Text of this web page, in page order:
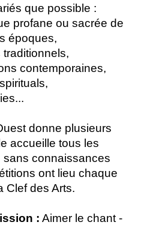
que possible :
profane ou sacrée de
époques,
traditionnels,
contemporaines,
donne plusieurs
accueille tous les
connaissances
ont lieu chaque
Clef des Arts.
: Aimer le chant -